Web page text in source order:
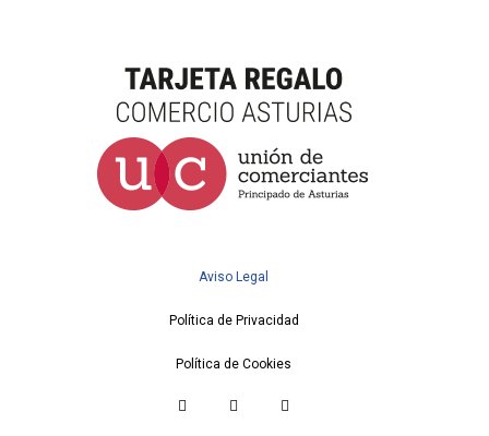
Aviso Legal
Política de Privacidad
Política de Cookies